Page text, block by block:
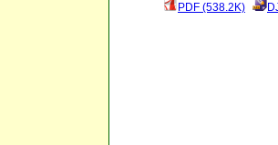
PDF (538.2K)